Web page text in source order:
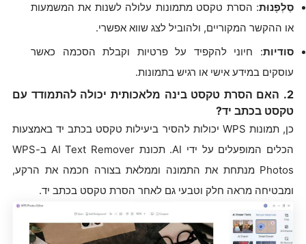
סַלְפָנוּת: הסרת טקסט מתמונות עלולה לשנות את המשמעות
או ההקשר המקוריים, ולהוביל לצג שווא אפשרי.
סודיות: חיוני להקפיד על פרטיות וקבלת הסכמה כאשר
עוסקים במידע אישי או רגיש בתמונות.
2. האם הסרת טקסט בינה מלאכותית יכולה להתמודד עם
טקסט בכתב יד?
כן, תמונות WPS יכולות להסיר ביעילות טקסט בכתב יד באמצעות
הכלים המופעלים על ידי AI. תכונת AI Text Remover ב-WPS
Photos מנתחת את התמונה וממלאת בצורה חכמה את הרקע,
ומבטיחה מראה חלק וטבעי גם לאחר הסרת טקסט בכתב יד.